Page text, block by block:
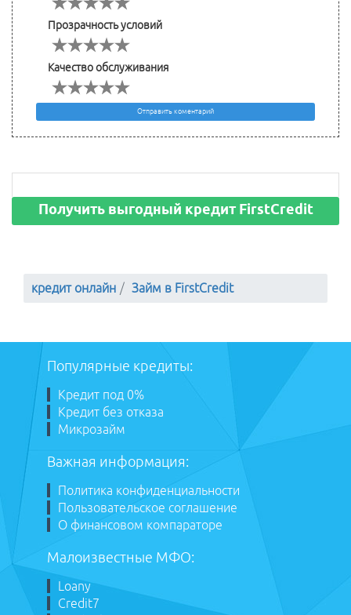
Прозрачность условий
Качество обслуживания
Отправить коментарий
Получить выгодный кредит FirstCredit
кредит онлайн Займ в FirstCredit
Популярные кредиты:
Кредит под 0%
Кредит без отказа
Микрозайм
Важная информация:
Политика конфиденциальности
Пользовательское соглашение
О финансовом компараторе
Малоизвестные МФО:
Loany
Сredit7